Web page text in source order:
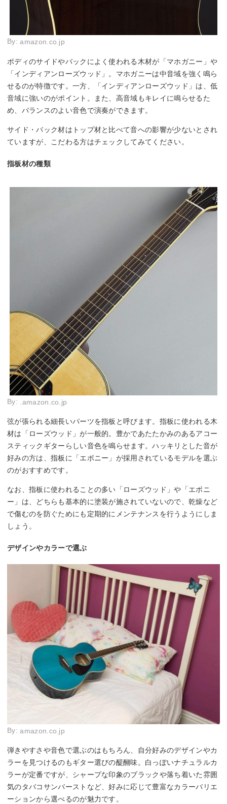
By:amazon.co.jp
ボディのサイドやバックによく使われる木材が「マホガニー」や
「インディアンローズウッド」。マホガニーは中音域を強く鳴ら
せるのが特徴です。一方、「インディアンローズウッド」は、低
音域に強いのがポイント。また、高音域もキレイに鳴らせるた
め、バランスのよい音色で演奏ができます。
サイド・バック材はトップ材と比べて音への影響が少ないとされ
ていますが、こだわる方はチェックしてみてください。
指板材の種類
By: .amazon.co.jp
弦が張られる細長いパーツを指板と呼びます。指板に使われる木
材は「ローズウッド」が一般的。豊かであたたかみのあるアコー
スティックギターらしい音色を鳴らせます。ハッキリとした音が
好みの方は、指板に「エボニー」が採用されているモデルを選ぶ
のがおすすめです。
なお、指板に使われることの多い「ローズウッド」や「エボニ
ー」は、どちらも基本的に塗装が施されていないので、乾燥など
で傷むのを防ぐためにも定期的にメンテナンスを行うようにしま
しょう。
デザインやカラーで選ぶ
By:amazon.co.jp
弾きやすさや音色で選ぶのはもちろん、自分好みのデザインやカ
ラーを見つけるのもギター選びの醍醐味。白っぽいナチュラルカ
ラーが定番ですが、シャープな印象のブラックや落ち着いた雰囲
気のタバコサンバーストなど、好みに応じて豊富なカラーバリエ
ーションから選べるのが魅力です。